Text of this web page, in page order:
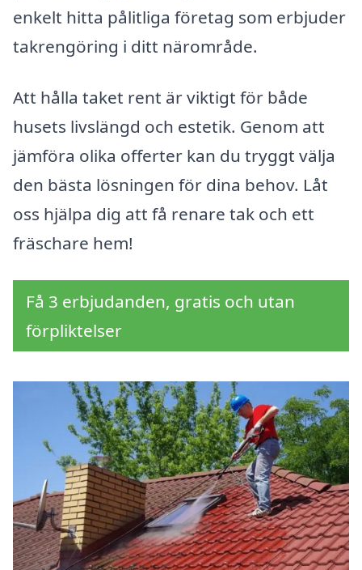
enkelt hitta pålitliga företag som erbjuder
takrengöring i ditt närområde.
Att hålla taket rent är viktigt för både
husets livslängd och estetik. Genom att
jämföra olika offerter kan du tryggt välja
den bästa lösningen för dina behov. Låt
oss hjälpa dig att få renare tak och ett
fräschare hem!
Få 3 erbjudanden, gratis och utan
förpliktelser